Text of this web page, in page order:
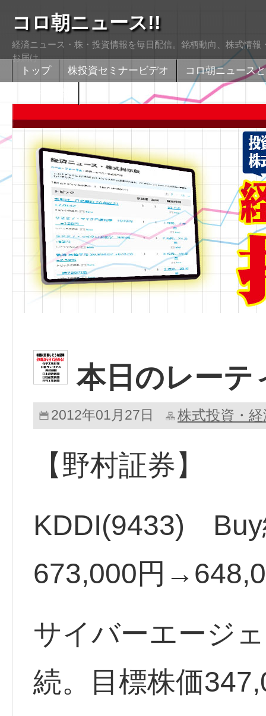
コロ朝ニュース!!
経済ニュース・株・投資情報を毎日配信。銘柄動向、株式情
お届け
トップ 株投資セミナービデオ
コロ朝ニュース
本日のレー
2012年01月27日 株式投資・
【野村証券】
KDDI(9433) Buy
673,000円
サイバーエージ
続。目標株価